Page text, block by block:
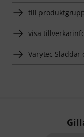
till
visa
Varytec